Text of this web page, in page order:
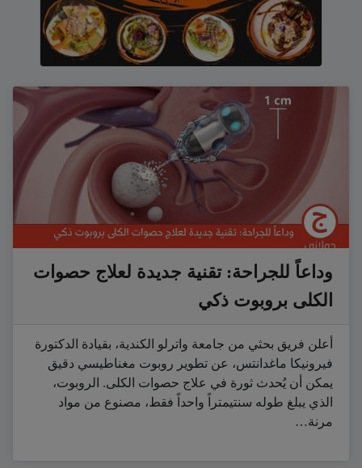
وداعاً للجراحة: تقنية جديدة لعلاج حصوات
الكلى بروبوت ذكي
أعلن فريق بحثي من جامعة واترلو الكندية، بقيادة الدكتورة
فيرونيكا ماغدانتس، عن تطوير روبوت مغناطيسي دقيق
يمكن أن يُحدث ثورة في علاج حصوات الكلى. الروبوت،
الذي يبلغ طوله سنتيمتراً واحداً فقط، مصنوع من مواد
مرنة…